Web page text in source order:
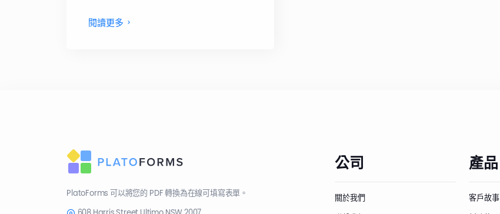
閱讀更多
PlatoForms 可以將您的 PDF 轉換為在線可填寫表單。
公司
關於我們
產品
客戶故事